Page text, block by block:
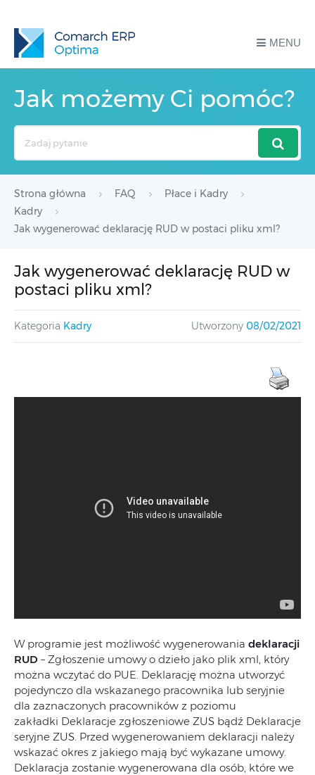
MENU
Jak możemy Ci pomóc?
Strona główna FAQ
Płace i Kadry
Kadry
Jak wygenerować deklarację RUD w postaci pliku xml?
Jak wygenerować deklarację RUD w
postaci pliku xml?
Kategoria Kadry Utworzony 08/02/2021
W programie jest możliwość wygenerowania deklaracji
RUD – Zgłoszenie umowy o dzieło jako plik xml, który
można wczytać do PUE. Deklarację można utworzyć
pojedynczo dla wskazanego pracownika lub seryjnie
dla zaznaczonych pracowników z poziomu
zakładki Deklaracje zgłoszeniowe ZUS bądź Deklaracje
seryjne ZUS. Przed wygenerowaniem deklaracji należy
wskazać okres z jakiego mają być wykazane umowy.
Deklaracja zostanie wygenerowana dla osób, które we